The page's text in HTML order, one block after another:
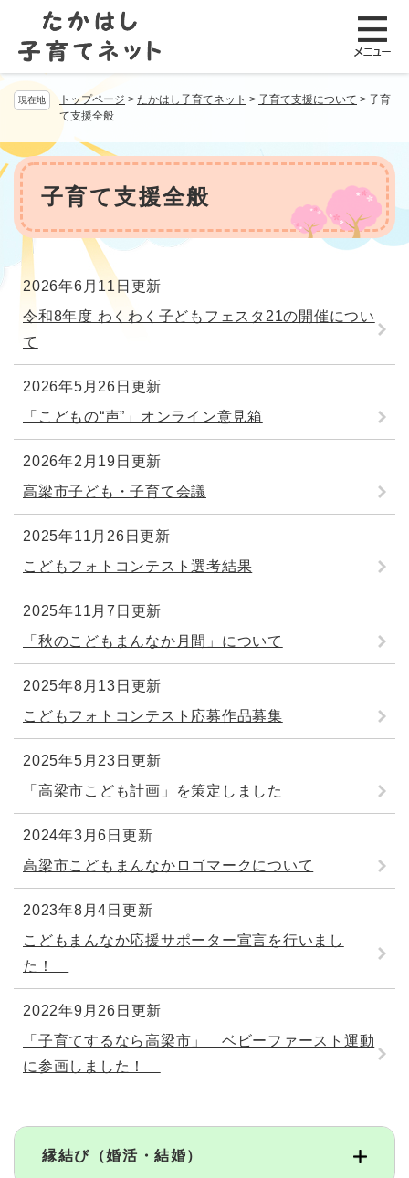
す
。
現在地 トップページ > たかはし子育てネット > 子育て支援について > 子育
て支援全般
本
文
子育て支援全般
2026年6月11日更新
令和8年度 わくわく子どもフェスタ21の開催につい
て
2026年5月26日更新
「こどもの“声”」オンライン意見箱
2026年2月19日更新
高梁市子ども・子育て会議
2025年11月26日更新
こどもフォトコンテスト選考結果
2025年11月7日更新
「秋のこどもまんなか月間」について
2025年8月13日更新
こどもフォトコンテスト応募作品募集
2025年5月23日更新
「高梁市こども計画」を策定しました
2024年3月6日更新
高梁市こどもまんなかロゴマークについて
2023年8月4日更新
こどもまんなか応援サポーター宣言を行いまし
た！
2022年9月26日更新
「子育てするなら高梁市」 ベビーファースト運動
に参画しました！
縁結び（婚活・結婚）